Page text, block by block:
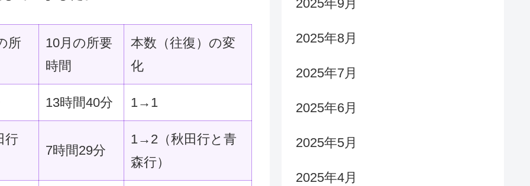
所
10月の所要
時間
本数（往復）の変
化
13時間40分 1→1
行
7時間29分
1→2（秋田行と青
森行）
2025年9月
2025年8月
2025年7月
2025年6月
2025年5月
2025年4月